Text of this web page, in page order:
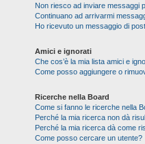
Non riesco ad inviare messaggi
Continuano ad arrivarmi
Ho ricevuto un messaggio di
Amici e ignorati
Che cos’è la mia lista amici e
Come posso aggiungere o
Ricerche nella Board
Come si fanno le ricerche nella
Perché la mia ricerca non dà
Perché la mia ricerca dà come
Come posso cercare un utente?